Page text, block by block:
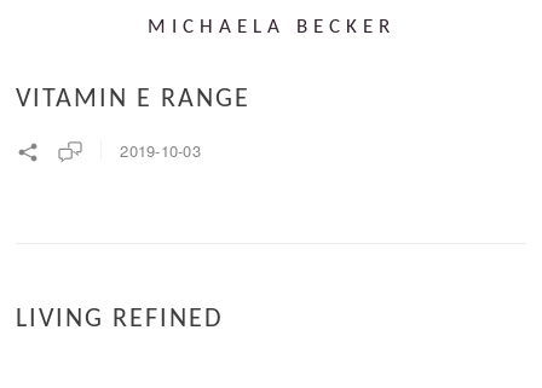
MICHAELA BECKER
VITAMIN E RANGE
2019-10-03
LIVING REFINED